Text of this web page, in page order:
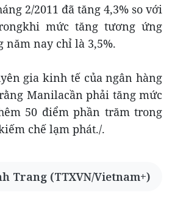
2/2011 đã tăng 4,3% so với
mức tăng tương ứng
năm nay chỉ là 3,5%.
gia kinh tế của ngân hàng
Manilacần phải tăng mức
50 điểm phần trăm trong
chế lạm phát./.
Trang (TTXVN/Vietnam+)